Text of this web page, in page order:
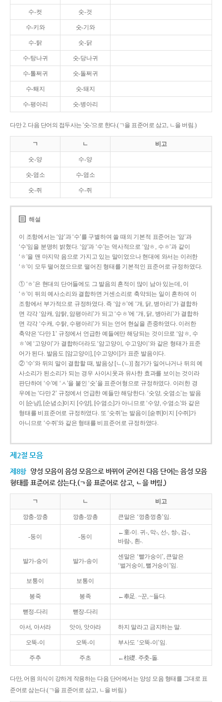
수-컷 숫-것
수-키와 숫-기와
수-탉 숫-닭
수-탕나귀 숫-당나귀
수-톨쩌귀 숫-돌쩌귀
수-퇘지 숫-돼지
수-평아리 숫-병아리
다만 2. 다음 단어의 접두사는 '숫-'으로 한다.(ㄱ을 표준어로 삼고, ㄴ을 버림.)
ㄱ ㄴ 비고
숫-양 수-양
숫-염소 수-염소
숫-쥐 수-쥐
해설
이 조항에서는 ‘암’과 ‘수’를 구별하여 쓸 때의 기본적 표준어는 ‘암’과
‘수’임을 분명히 밝혔다. ‘암’과 ‘수’는 역사적으로 ‘암ㅎ, 수ㅎ’과 같이
‘ㅎ’을 맨 마지막 음으로 가지고 있는 말이었으나 현대에 와서는 이러한
‘ㅎ’이 모두 떨어졌으므로 떨어진 형태를 기본적인 표준어로 규정하였다.
① ‘ㅎ’은 현대의 단어들에도 그 발음의 흔적이 많이 남아 있는데, 이
‘ㅎ’이 뒤의 예사소리와 결합하면 거센소리로 축약되는 일이 흔하여 이
조항에서 부가적으로 규정하였다. 즉 ‘암ㅎ’에 ‘개, 닭, 병아리’가 결합하
면 각각 ‘암캐, 암탉, 암평아리’가 되고 ‘수ㅎ’에 ‘개, 닭, 병아리’가 결합하
면 각각 ‘수캐, 수탉, 수평아리’가 되는 언어 현실을 존중하였다. 이러한
축약은 ‘다만 1’ 규정에서 언급한 예들에만 해당되는 것이므로 ‘암ㅎ, 수
ㅎ’에 ‘고양이’가 결합하더라도 ‘암고양이, 수고양이’와 같은 형태가 표준
어가 된다. 발음도 [암고양이], [수고양이]가 표준 발음이다.
② ‘수’와 뒤의 말이 결합할 때, 발음상 [ㄴ(ㄴ)] 첨가가 일어나거나 뒤의 예
사소리가 된소리가 되는 경우 사이시옷과 유사한 효과를 보이는 것이라
판단하여 ‘수’에 ‘ㅅ’을 붙인 ‘숫’을 표준어형으로 규정하였다. 이러한 경
우에는 ‘다만 2’ 규정에서 언급한 예들만 해당한다. ‘숫양, 숫염소’는 발음
이 [순냥], [순념소]이지 [수양], [수염소]가 아니므로 ‘수양, 수염소’와 같은
형태를 비표준어로 규정하였다. 또 ‘숫쥐’는 발음이 [숟쮜]이지 [수쥐]가
아니므로 ‘수쥐’와 같은 형태를 비표준어로 규정하였다.
제2절 모음
제8항 양성 모음이 음성 모음으로 바뀌어 굳어진 다음 단어는 음성 모음
형태를 표준어로 삼는다.(ㄱ을 표준어로 삼고, ㄴ을 버림.)
ㄱ ㄴ 비고
깡충-깡충 깡총-깡총 큰말은 ‘껑충껑충’임.
-둥이 -동이
←童-이. 귀-, 막-, 선-, 쌍-, 검-,
바람-, 흰-.
발가-숭이 발가-송이
센말은 ‘빨가숭이’, 큰말은
‘벌거숭이, 뻘거숭이’임.
보퉁이 보통이
봉죽 봉족 ←奉足. ~꾼, ~들다.
뻗정-다리 뻗장-다리
아서, 아서라 앗아, 앗아라 하지 말라고 금지하는 말.
오뚝-이 오똑-이 부사도 ‘오뚝-이’임.
주추 주초 ←柱礎. 주춧-돌.
다만, 어원 의식이 강하게 작용하는 다음 단어에서는 양성 모음 형태를 그대로 표
준어로 삼는다.(ㄱ을 표준어로 삼고, ㄴ을 버림.)